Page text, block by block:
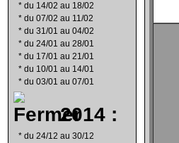
* du 14/02 au 18/02
* du 07/02 au 11/02
* du 31/01 au 04/02
* du 24/01 au 28/01
* du 17/01 au 21/01
* du 10/01 au 14/01
* du 03/01 au 07/01
2014 :
* du 24/12 au 30/12